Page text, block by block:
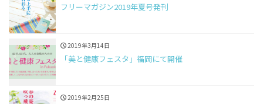
フリーマガジン2019年夏号発刊
2019年3月14日
「美と健康フェスタ」福岡にて開催
2019年2月25日